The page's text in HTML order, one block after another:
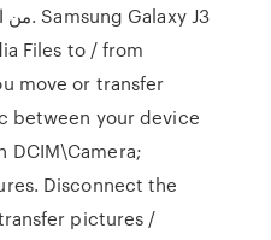
Files to / from
move or transfer
between your device
DCIM\Camera;
Disconnect the
pictures /